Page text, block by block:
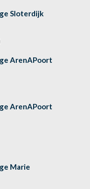
Sloterdijk
ArenAPoort
ArenAPoort
Marie